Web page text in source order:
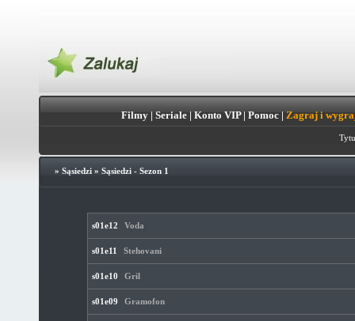
Filmy| Seriale| Konto VIP| Pomoc| Zagraj i
» Sąsiedzi» Sąsiedzi - Sezon 1
s01e12 Voda
s01e11 Stehovani
s01e10 Gril
s01e09 Gramofon